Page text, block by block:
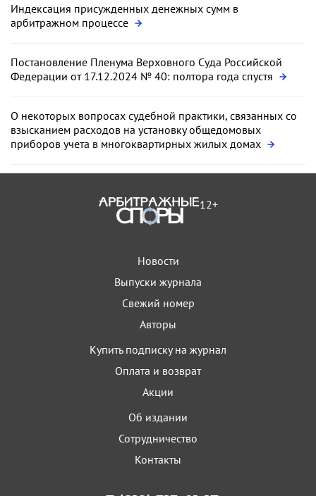
Индексация присужденных денежных сумм в
арбитражном процессе
Постановление Пленума Верховного Суда Российской
Федерации от 17.12.2024 № 40: полтора года спустя
О некоторых вопросах судебной практики, связанных со
взысканием расходов на установку общедомовых
приборов учета в многоквартирных жилых домах
12+
Новости
Выпуски журнала
Свежий номер
Авторы
Купить подписку на журнал
Оплата и возврат
Акции
Об издании
Сотрудничество
Контакты